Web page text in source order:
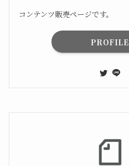
コンテンツ販売ページです。
PROFILE